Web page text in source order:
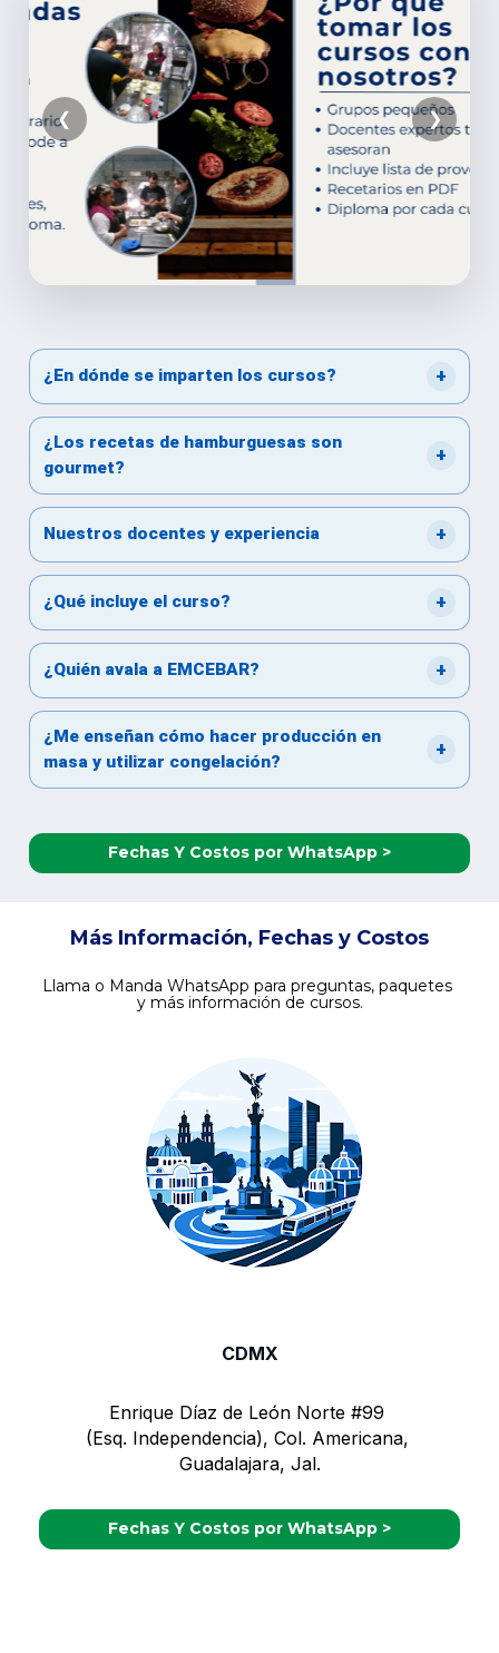
❮ ❯
¿En dónde se imparten los cursos? +
Fechas de los cursos:
Duración:
¿Los recetas de hamburguesas son
gourmet?
+
Nuestros docentes y experiencia +
¿Qué incluye el curso? +
¿Quién avala a EMCEBAR? +
¿Me enseñan cómo hacer producción en
masa y utilizar congelación?
+
Fechas Y Costos por WhatsApp >
Más Información, Fechas y Costos
Llama o Manda WhatsApp para preguntas, paquetes
y más información de cursos.
CDMX
Enrique Díaz de León Norte #99
(Esq. Independencia), Col. Americana,
Guadalajara, Jal.
Fechas Y Costos por WhatsApp >